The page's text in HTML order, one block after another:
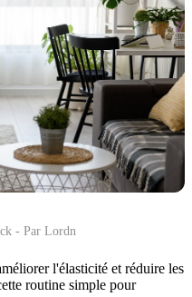
- Par Lordn
l'élasticité et réduire les
routine simple pour